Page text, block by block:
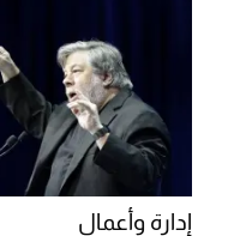
إدارة وأعمال